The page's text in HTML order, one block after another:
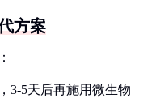
方案
3-5天后再施用微生物